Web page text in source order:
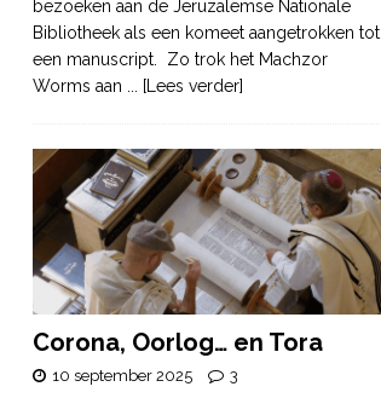
bezoeken aan de Jeruzalemse Nationale
Bibliotheek als een komeet aangetrokken tot
een manuscript. Zo trok het Machzor
Worms aan ... [Lees verder]
Corona, Oorlog… en Tora
10 september 2025 3